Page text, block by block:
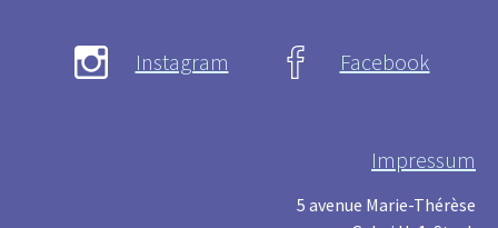
Instagram Facebook
Impressum
5 avenue Marie-Thérèse